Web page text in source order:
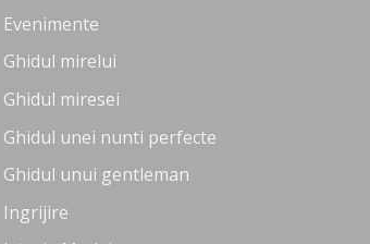
Evenimente
Ghidul mirelui
Ghidul miresei
Ghidul unei nunti perfecte
Ghidul unui gentleman
Ingrijire